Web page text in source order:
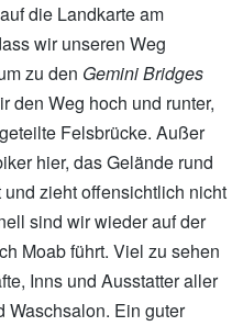
die Landkarte am
wir unseren Weg
zu den Gemini Bridges
den Weg hoch und runter,
Felsbrücke. Außer
hier, das Gelände rund
zieht offensichtlich nicht
sind wir wieder auf der
Moab führt. Viel zu sehen
Inns und Ausstatter aller
Waschsalon. Ein guter